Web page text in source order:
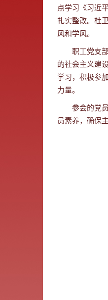
点学习《习近
扎实整改。杜
风和学风。
职工党支
的社会主义建
学习，积极参
力量。
参会的党
员素养，确保